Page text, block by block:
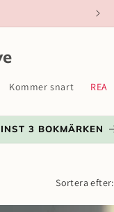
Kommer snart REA
3 BOKMÄRKEN
Sortera efter: